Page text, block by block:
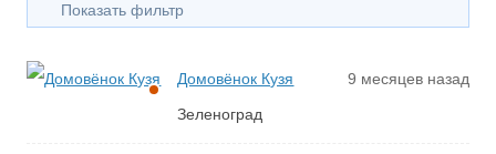
Показать фильтр
Домовёнок Кузя
Зеленоград
9 месяцев назад